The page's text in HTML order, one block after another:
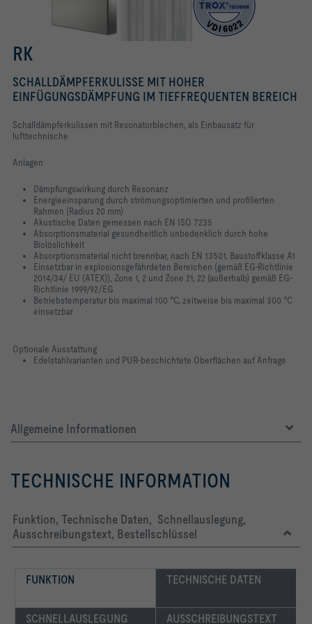
RK
SCHALLDÄMPFERKULISSE MIT HOHER
EINFÜGUNGSDÄMPFUNG IM TIEFFREQUENTEN BEREICH
Schalldämpferkulissen mit Resonatorblechen, als Einbausatz für
lufttechnische
Anlagen
Dämpfungswirkung durch Resonanz
Energieeinsparung durch strömungsoptimierten und profilierten
Rahmen (Radius 20 mm)
Akustische Daten gemessen nach EN ISO 7235
Absorptionsmaterial gesundheitlich unbedenklich durch hohe
Biolöslichkeit
Absorptionsmaterial nicht brennbar, nach EN 13501, Baustoffklasse A1
Einsetzbar in explosionsgefährdeten Bereichen (gemäß EG-Richtlinie
2014/34/ EU (ATEX)), Zone 1, 2 und Zone 21, 22 (außerhalb) gemäß EG-
Richtlinie 1999/92/EG
Betriebstemperatur bis maximal 100 °C, zeitweise bis maximal 300 °C
einsetzbar
Optionale Ausstattung
Edelstahlvarianten und PUR-beschichtete Oberflächen auf Anfrage
Allgemeine Informationen
TECHNISCHE INFORMATION
Funktion, Technische Daten, Schnellauslegung,
Ausschreibungstext, Bestellschlüssel
FUNKTION TECHNISCHE DATEN
SCHNELLAUSLEGUNG AUSSCHREIBUNGSTEXT